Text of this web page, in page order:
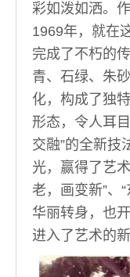
彩如泼如洒。
1969年，就在
完成了不朽的
青、石绿、朱
化，构成了独
形态，令人耳
交融”的全新技
光，赢得了艺
老，画变新”、
华丽转身，也
进入了艺术的新